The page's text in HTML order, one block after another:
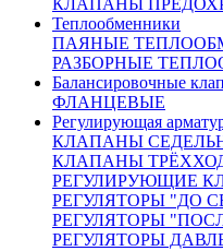
Теплообменники
ПАЯНЫЕ
РАЗБОРНЫЕ
Балансировочные
ФЛАНЦЕВЫЕ
Регулирующая
КЛАПАНЫ
КЛАПАНЫ
РЕГУЛИРУЮЩИЕ
РЕГУЛЯТОРЫ "ДО
РЕГУЛЯТОРЫ
РЕГУЛЯТОРЫ
От 67 833 руб.
(цена с НДС)
Запросить счёт Купить в 1
Другие диаметры:
37202.00Ду20
48217.00Ду50